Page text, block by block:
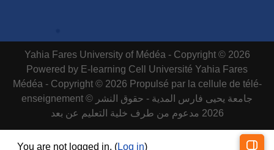
Yahia Fares University of Médéa - Copyright © 2026
Powered by E-learning Cell
Université Yahia Fares
Médéa - Copyright © 2026 Propulsé par la cellule de télé-
enseignement جامعة يحيى فارس المدية - حقوق النشر ©
2026 مدعوم من طرف خلية التعليم عن بعد
You are not logged in. (Log in)